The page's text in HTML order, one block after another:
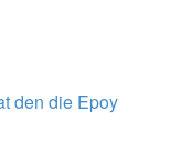
den die Epoy